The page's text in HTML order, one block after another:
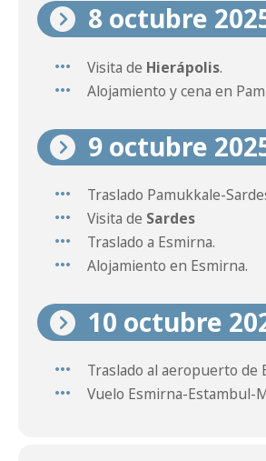
8 octubre
Visita de Hierápolis.
Alojamiento y cena en
9 octubre
Traslado Pamukkale-
Visita de Sardes
Traslado a Esmirna.
Alojamiento en Esmirna.
10 octubre
Traslado al aeropuerto de
Vuelo Esmirna-Estambul-